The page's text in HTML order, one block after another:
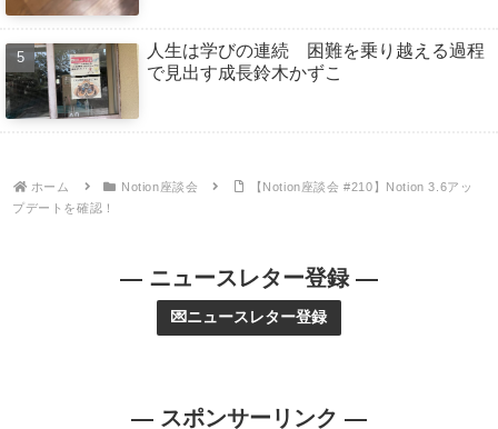
人生は学びの連続 困難を乗り越える過程
で見出す成長鈴木かずこ
ホーム Notion座談会
【Notion座談会 #210】Notion 3.6アッ
プデートを確認！
— ニュースレター登録 —
💌ニュースレター登録
— スポンサーリンク —